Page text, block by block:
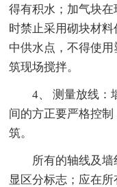
得有积水；加气块
时禁止采用砌块材
中供水点，不得使
筑现场搅拌。
4、 测量放线：墙
间的方正要严格控
筑。
所有的轴线及墙
显区分标志；应在